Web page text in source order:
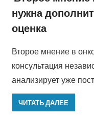
нужна
оценка
Второе мнение в
консультация
анализирует уже
ЧИТАТЬ ДАЛЕЕ